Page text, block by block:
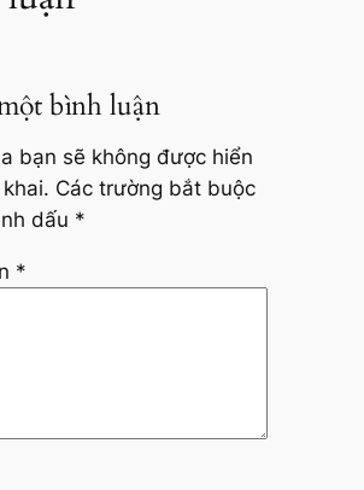
bình luận
bạn sẽ không được hiển
Các trường bắt buộc
dấu *
*